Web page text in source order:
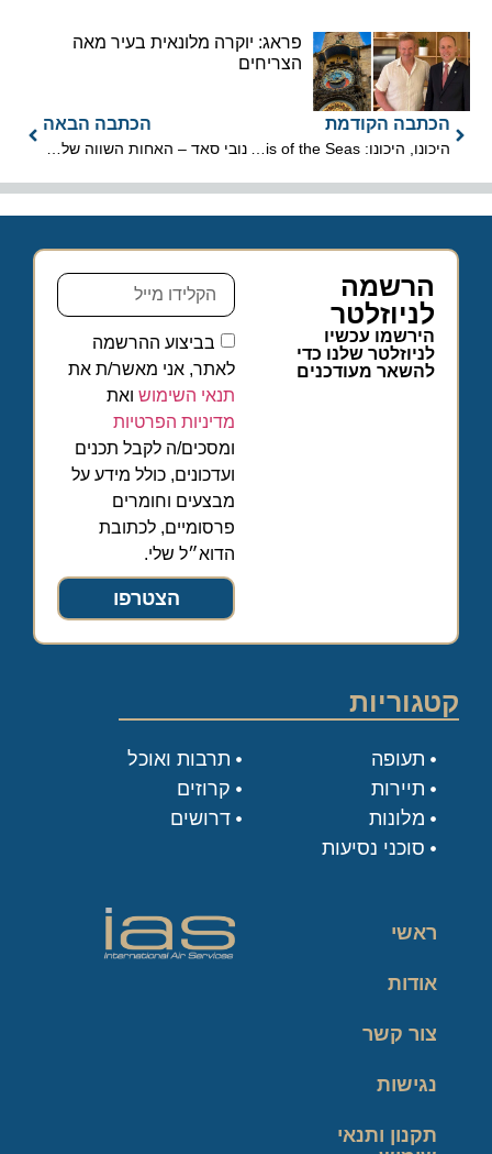
פראג: יוקרה מלונאית בעיר מאה
הצריחים
הכתבה הקודמת הכתבה הבאה
הרשמה
לניוזלטר
הירשמו עכשיו
לניוזלטר שלנו כדי
להשאר מעודכנים
בביצוע ההרשמה
לאתר, אני מאשר/ת את
תנאי השימוש ואת
מדיניות הפרטיות
ומסכים/ה לקבל תכנים
ועדכונים, כולל מידע על
מבצעים וחומרים
פרסומיים, לכתובת
הדוא״ל שלי.
הצטרפו
קטגוריות
תעופה
תיירות
מלונות
סוכני נסיעות
תרבות ואוכל
קרוזים
דרושים
ראשי
אודות
צור קשר
נגישות
תקנון ותנאי